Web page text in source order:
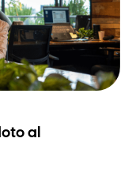
al